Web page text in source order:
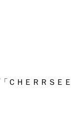
ＨＥＲＲＳＥ